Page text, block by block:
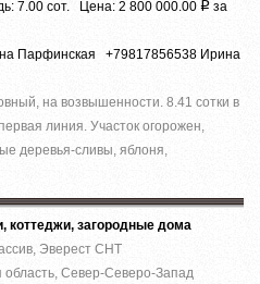
7.00 сот. Цена: 2 800 000.00 Р за
Парфинская +79817856538 Ирина
на возвышенности. 8.41 сотки в
линия. Участок огорожен,
деревья-сливы, яблоня,
коттеджи, загородные дома
Эверест СНТ
область, Север-Северо-Запад